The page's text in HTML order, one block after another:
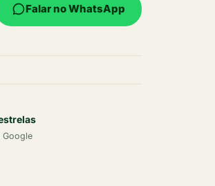
Falar no WhatsApp
Google